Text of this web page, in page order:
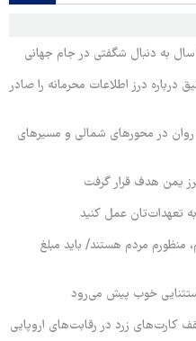
درز اطلاعات محرمانه را صادر
در محورهای شمالی و مسیرهای
یمن هدف قرار گرفت
تعهدات‌تان عمل کنید
مردم هستند/ باید مبلغ
خوب پیش می‌رود
کارت‌های زرد در رقابت‌های اروپایی